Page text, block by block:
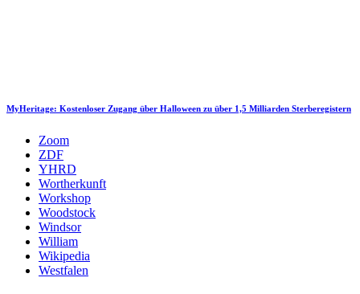
MyHeritage: Kostenloser Zugang über Halloween zu über 1,5 Milliarden Sterberegistern
Zoom
ZDF
YHRD
Wortherkunft
Workshop
Woodstock
Windsor
William
Wikipedia
Westfalen